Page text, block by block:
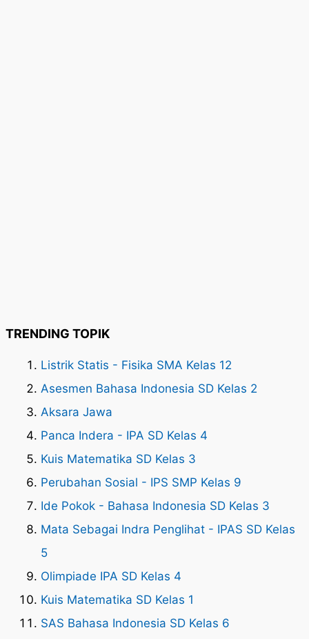
TRENDING TOPIK
Listrik Statis - Fisika SMA Kelas 12
Asesmen Bahasa Indonesia SD Kelas 2
Aksara Jawa
Panca Indera - IPA SD Kelas 4
Kuis Matematika SD Kelas 3
Perubahan Sosial - IPS SMP Kelas 9
Ide Pokok - Bahasa Indonesia SD Kelas 3
Mata Sebagai Indra Penglihat - IPAS SD Kelas
5
Olimpiade IPA SD Kelas 4
Kuis Matematika SD Kelas 1
SAS Bahasa Indonesia SD Kelas 6